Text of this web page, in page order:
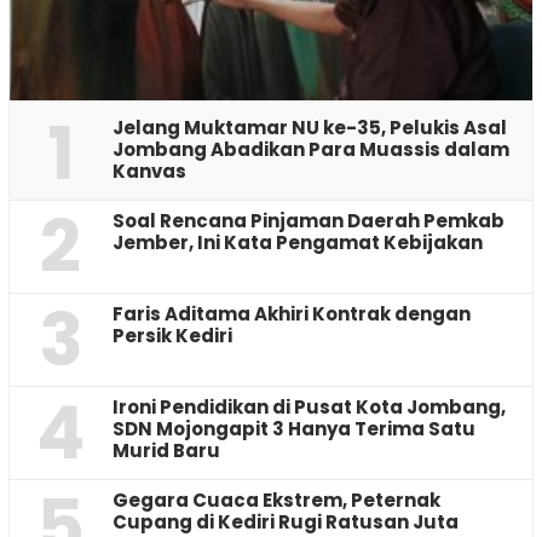
1
Jelang Muktamar NU ke-35, Pelukis Asal
Jombang Abadikan Para Muassis dalam
Kanvas
2
‎Soal Rencana Pinjaman Daerah Pemkab
Jember, Ini Kata Pengamat Kebijakan ‎
3
Faris Aditama Akhiri Kontrak dengan
Persik Kediri
4
Ironi Pendidikan di Pusat Kota Jombang,
SDN Mojongapit 3 Hanya Terima Satu
Murid Baru
‎Gegara Cuaca Ekstrem, Peternak
Cupang di Kediri Rugi Ratusan Juta